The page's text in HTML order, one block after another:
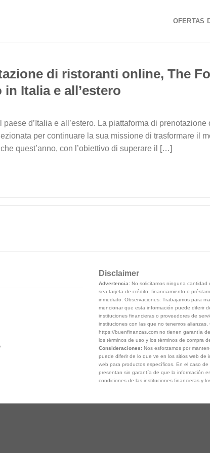
OFERTAS
di ristoranti online, The
Italia e all’estero
d’Italia e all’estero. La piattaforma di
per continuare la sua missione di trasformare il
quest’anno, con l’obiettivo di superare il […]
Disclaimer
Advertencia: No solicitamos ninguna
sea tarjeta de crédito, financiamiento o
inmediato. Observaciones: Trabajamos para
mencionar que esta información puede diferir
instituciones financieras o proveedores de
instituciones con las que no tenemos
https://buenfinanzas.com no tienen garantía
los términos de uso y los términos de compra
Consideraciones: Nos esforzamos por
puede diferir de lo que ve en los sitios web de
web para productos específicos. En el caso
presentan sin garantía de que la información
condiciones de las instituciones financieras y